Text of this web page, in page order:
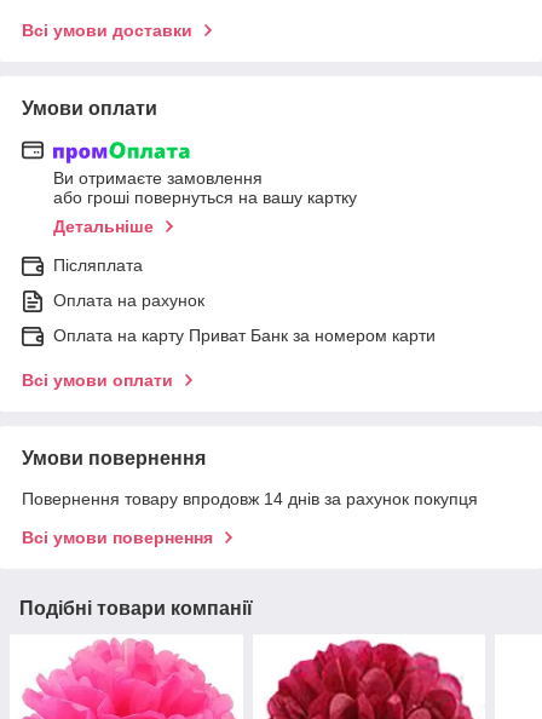
Всі умови доставки
Умови оплати
Ви отримаєте замовлення
або гроші повернуться на вашу картку
Детальніше
Післяплата
Оплата на рахунок
Оплата на карту Приват Банк за номером карти
Всі умови оплати
Умови повернення
Повернення товару впродовж 14 днів за рахунок покупця
Всі умови повернення
Подібні товари компанії